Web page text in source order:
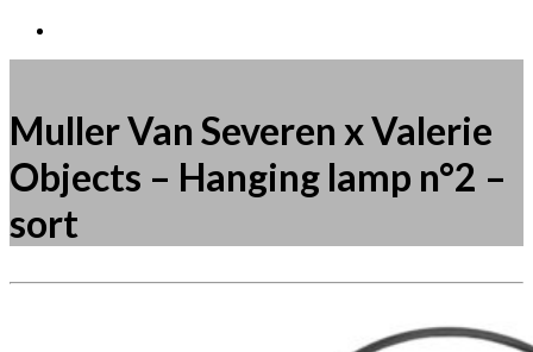
Muller Van Severen x Valerie
Objects – Hanging lamp n°2 –
sort